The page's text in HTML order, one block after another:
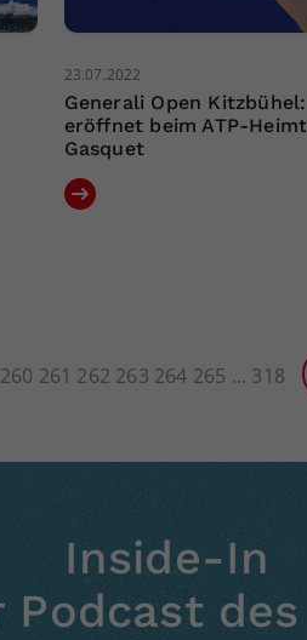
23.07.2022
Generali Open
eröffnet beim ATP-
Gasquet
260 261 262 263 264 265 318
Inside-In
Podcast des